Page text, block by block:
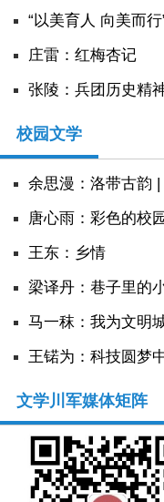
服务
入会须知
四川文学 星星
公告公示 讣告
人事考试
“以美育人 向美而
庄雷：红梅杏记
张陵：兵团历史精
校园文学
余思漫：洛带古韵
唐心雨：彩色的校园
王东：乡情
梁译丹：巷子里的
马一秣：我为文明
王锘为：科技圆梦
文学川军媒体矩阵